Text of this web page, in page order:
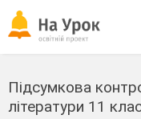
Підсумкова
літератури 11